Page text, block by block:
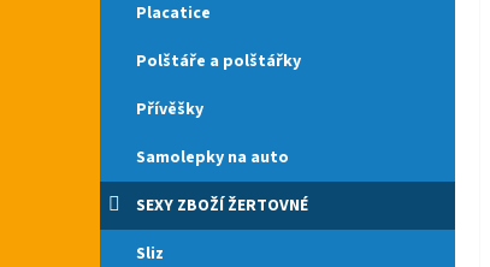
Placatice
Polštáře a polštářky
Přívěšky
Samolepky na auto
SEXY ZBOŽÍ ŽERTOVNÉ
Sliz